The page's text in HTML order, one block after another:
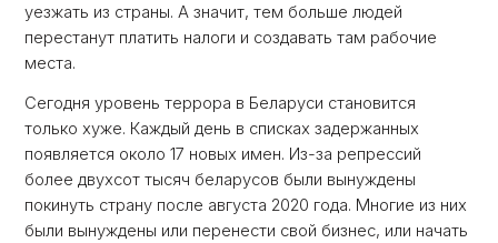
уезжать из страны. А значит, тем больше людей
перестанут платить налоги и создавать там рабочие
места.
Сегодня уровень террора в Беларуси становится
только хуже. Каждый день в списках задержанных
появляется около 17 новых имен. Из-за репрессий
более двухсот тысяч беларусов были вынуждены
покинуть страну после августа 2020 года. Многие из них
были вынуждены или перенести свой бизнес, или начать